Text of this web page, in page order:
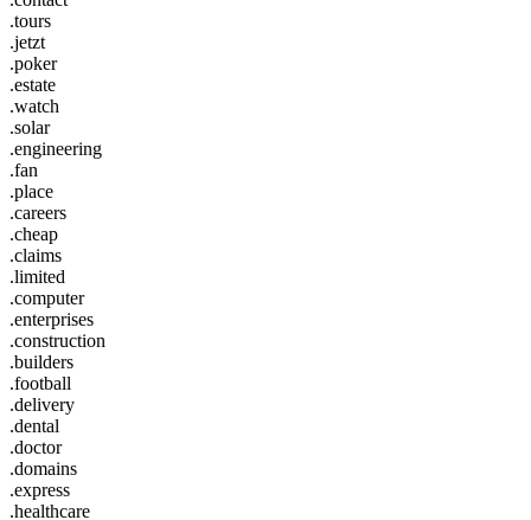
.tours
.jetzt
.poker
.estate
.watch
.solar
.engineering
.fan
.place
.careers
.cheap
.claims
.limited
.computer
.enterprises
.construction
.builders
.football
.delivery
.dental
.doctor
.domains
.express
.healthcare